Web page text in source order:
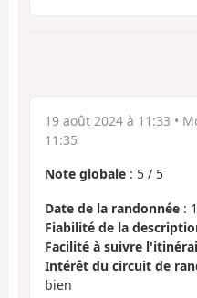
19 août 2024 à 11:33 •
11:35
Note globale : 5 / 5
Date de la randonnée :
Fiabilité de la
Facilité à suivre
Intérêt du circuit de
bien